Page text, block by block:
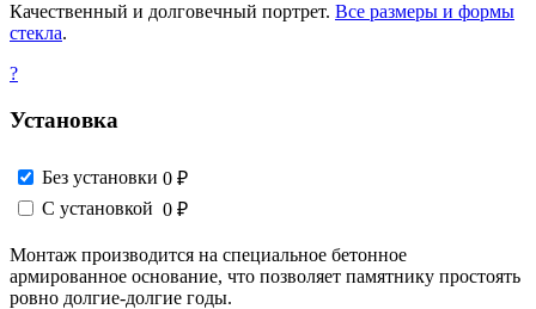
Качественный и долговечный портрет. Все размеры и формы
стекла.
?
Установка
Без установки 0 ₽
С установкой 0 ₽
Монтаж производится на специальное бетонное
армированное основание, что позволяет памятнику простоять
ровно долгие-долгие годы.